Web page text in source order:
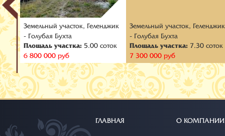
Земельный участок, Геленджик
- Голубая Бухта
Площадь участка: 5.00 соток
6 800 000 руб
Земельный участок, Геленджик
- Голубая Бухта
Площадь участка: 7.30 соток
7 300 000 руб
ГЛАВНАЯ О КОМПАНИИ